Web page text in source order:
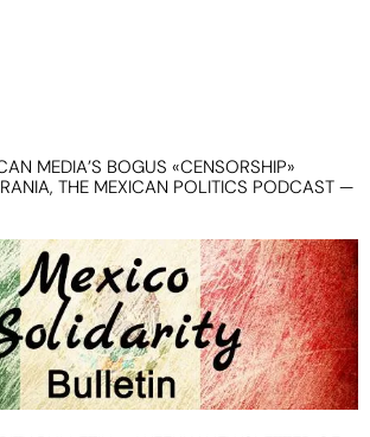
MEDIA’S BOGUS «CENSORSHIP»
THE MEXICAN POLITICS PODCAST —